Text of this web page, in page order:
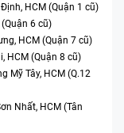
HCM (Quận 1 cũ)
6 cũ)
HCM (Quận 7 cũ)
HCM (Quận 8 cũ)
Mỹ Tây, HCM (Q.12
Nhất, HCM (Tân